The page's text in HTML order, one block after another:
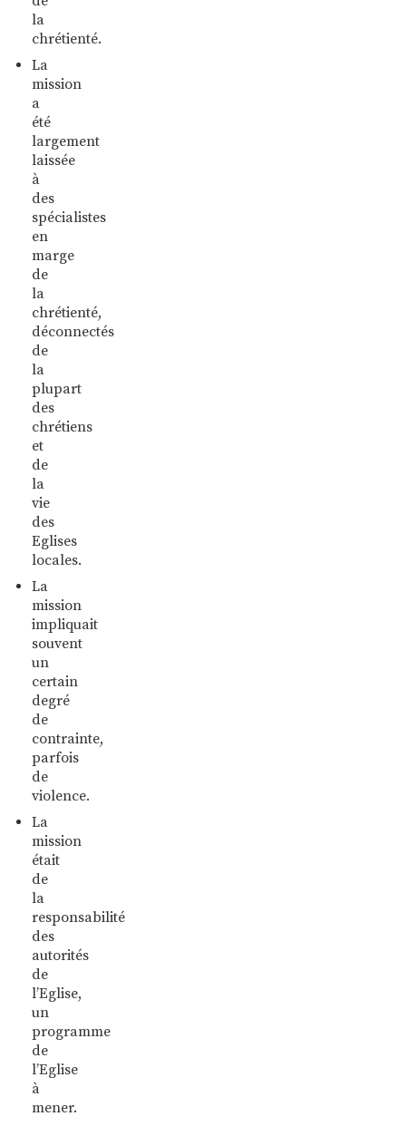
la
chrétienté.
La
mission
a
été
largement
laissée
à
des
spécialistes
en
marge
de
la
chrétienté,
déconnectés
de
la
plupart
des
chrétiens
et
de
la
vie
des
Eglises
locales.
La
mission
impliquait
souvent
un
certain
degré
de
contrainte,
parfois
de
violence.
La
mission
était
de
la
responsabilité
des
autorités
de
l’Eglise,
un
programme
de
l’Eglise
à
mener.